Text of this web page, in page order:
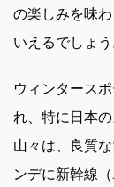
の楽しみを味
いえるでしょう
ウィンタース
れ、特に日本
山々は、良質
ンデに新幹線